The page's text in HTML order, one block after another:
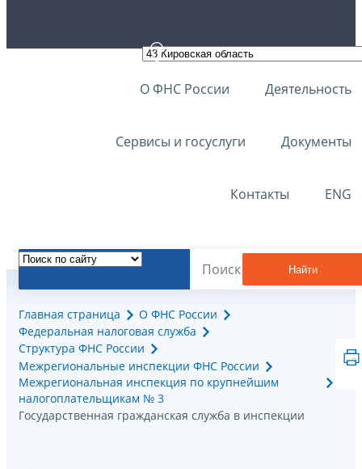
О ФНС России Деятельность
Сервисы и госуслуги Документы
Контакты ENG
Найти
Главная страница
О ФНС России
Федеральная налоговая служба
Структура ФНС России
Межрегиональные инспекции ФНС России
Межрегиональная инспекция по крупнейшим
налогоплательщикам № 3
Государственная гражданская служба в инспекции